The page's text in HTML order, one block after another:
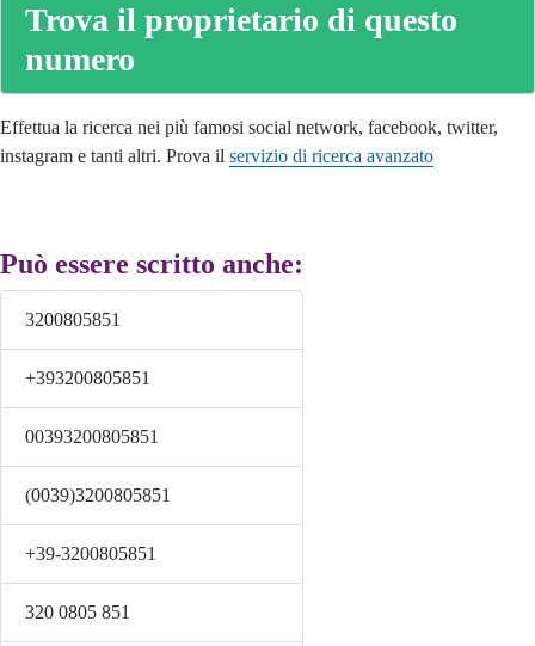
Trova il proprietario di questo
numero
Effettua la ricerca nei più famosi social network, facebook, twitter,
instagram e tanti altri. Prova il servizio di ricerca avanzato
Può essere scritto anche:
3200805851
+393200805851
00393200805851
(0039)3200805851
+39-3200805851
320 0805 851